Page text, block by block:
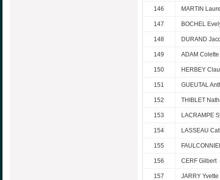
146 MARTIN
147 BOCHEL
148 DURAND
149 ADAM Colette
150 HERBEY
151 GUEUTAL
152 THIBLET
153 LACRAMPE
154 LASSEAU
155
156 CERF Gilbert
157 JARRY Yvette